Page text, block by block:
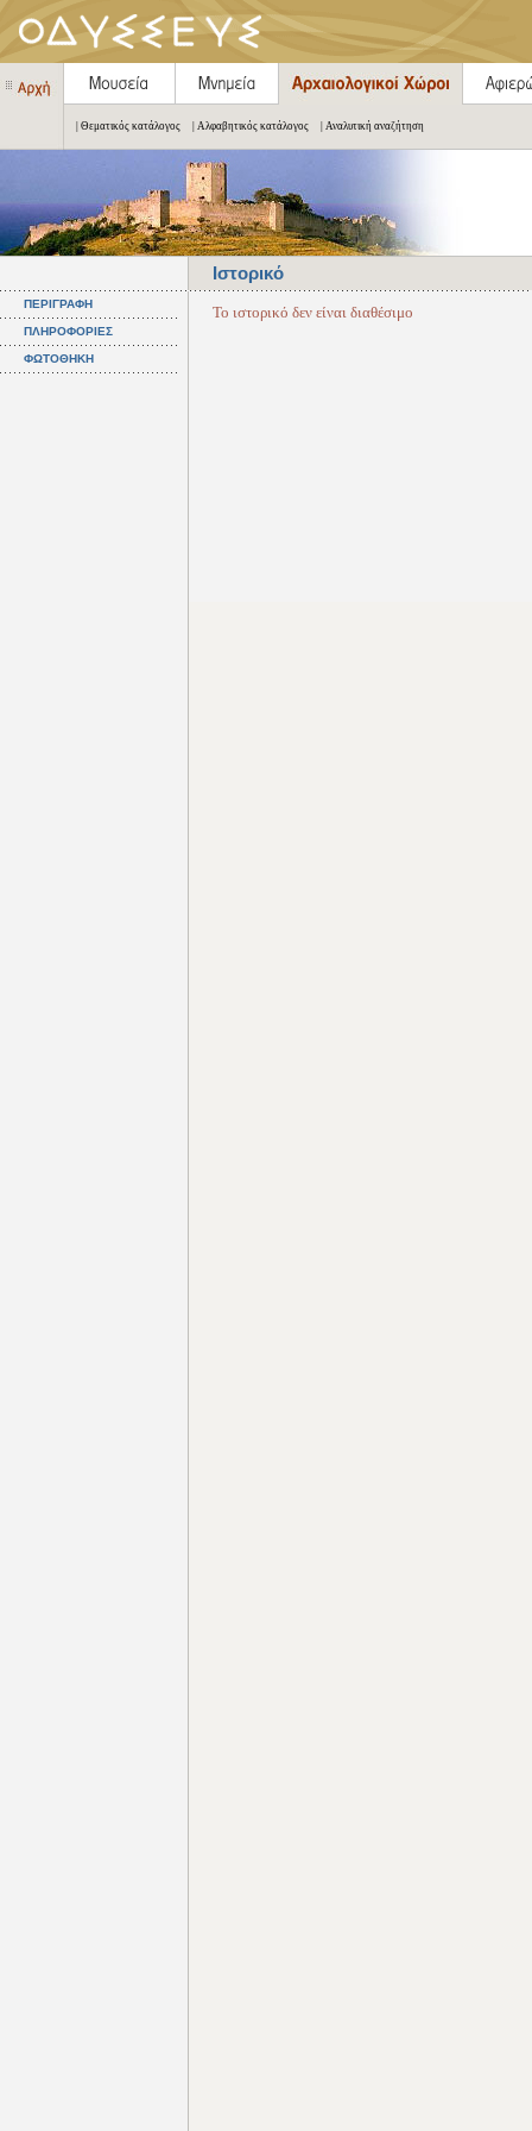
| Θεματικός κατάλογος | Αλφαβητικός κατάλογος | Αναλυτική αναζήτηση
Ιστορικό
ΠΕΡΙΓΡΑΦΗ
ΠΛΗΡΟΦΟΡΙΕΣ
ΦΩΤΟΘΗΚΗ
Το ιστορικό δεν είναι διαθέσιμο